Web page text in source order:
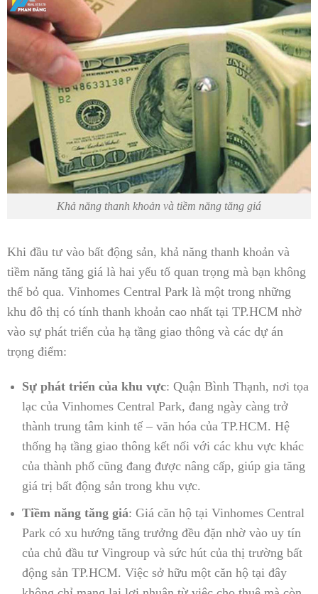
Khả năng thanh khoản và tiềm năng tăng giá
Khi đầu tư vào bất động sản, khả năng thanh khoản và
tiềm năng tăng giá là hai yếu tố quan trọng mà bạn không
thể bỏ qua. Vinhomes Central Park là một trong những
khu đô thị có tính thanh khoản cao nhất tại TP.HCM nhờ
vào sự phát triển của hạ tầng giao thông và các dự án
trọng điểm:
Sự phát triển của khu vực: Quận Bình Thạnh, nơi tọa
lạc của Vinhomes Central Park, đang ngày càng trở
thành trung tâm kinh tế – văn hóa của TP.HCM. Hệ
thống hạ tầng giao thông kết nối với các khu vực khác
của thành phố cũng đang được nâng cấp, giúp gia tăng
giá trị bất động sản trong khu vực.
Tiềm năng tăng giá: Giá căn hộ tại Vinhomes Central
Park có xu hướng tăng trưởng đều đặn nhờ vào uy tín
của chủ đầu tư Vingroup và sức hút của thị trường bất
động sản TP.HCM. Việc sở hữu một căn hộ tại đây